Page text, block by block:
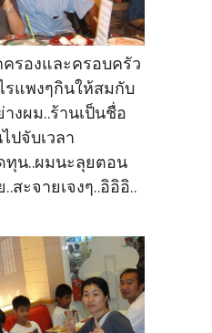
รองและครอบครัว
รแพงๆกินให้สมกับ
งผม..ร้านเป็นชื่อ
ปจับเวลา
ทุน..ผมนะลุยตอน
สะจายเจงๆ..อิอิอิ..